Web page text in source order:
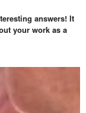
answers! It
your work as a